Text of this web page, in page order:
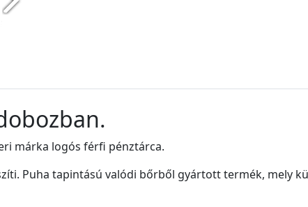
márka logós férfi pénztárca.
Puha tapintású valódi bőrből gyártott termék, mely